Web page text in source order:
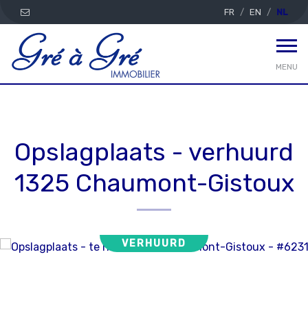
FR EN NL
MENU
Opslagplaats - verhuurd
1325 Chaumont-Gistoux
VERHUURD